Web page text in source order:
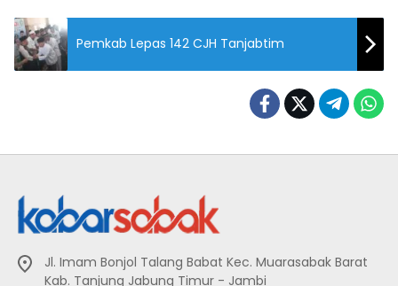
Pemkab Lepas 142 CJH Tanjabtim
Jl. Imam Bonjol Talang Babat Kec. Muarasabak Barat
Kab. Tanjung Jabung Timur - Jambi